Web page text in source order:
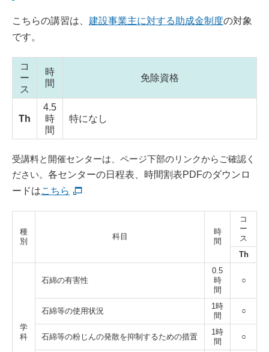
こちらの講習は、 建設事業主に対する助成金制度の対象
です。
コ
ー
ス
時
間
免除資格
Th
4.5
時
間
特になし
受講料と開催センターは、ページ下部のリンクからご確認く
ださい。 各センターの日程表、時間割表PDFのダウンロ
ードはこちら
種
別
科目
時
間
コ
ー
ス
Th
学
科
石綿の有害性
0.5
時
間
○
石綿等の使用状況
1時
間
○
石綿等の粉じんの発散を抑制するための措置
1時
間
○